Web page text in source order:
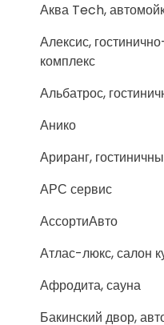
Аква Tech,
Алексис,
комплекс
Альбатрос,
Анико
Ариранг,
АРС сервис
АссортиАвто
Атлас-люкс, салон
Афродита, сауна
Бакинский двор,